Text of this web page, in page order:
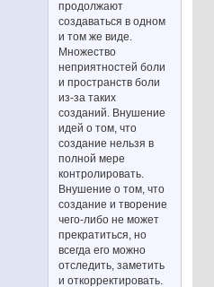
продолжают
создаваться в одном
и том же виде.
Множество
неприятностей боли
и пространств боли
из-за таких
созданий. Внушение
идей о том, что
создание нельзя в
полной мере
контролировать.
Внушение о том, что
создание и творение
чего-либо не может
прекратиться, но
всегда его можно
отследить, заметить
и откорректировать.